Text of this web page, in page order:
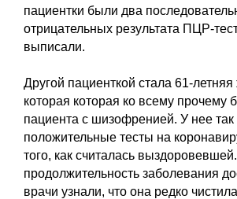
пациентки были два
отрицательных результата ПЦР-
выписали.
Другой пациенткой стала 61-
которая которая ко всему прочему
пациента с шизофренией. У нее
положительные тесты на
того, как считалась
продолжительность заболевания
врачи узнали, что она редко